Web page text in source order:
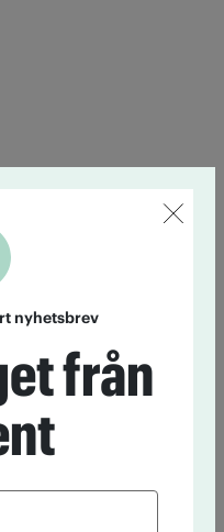
nyhetsbrev
från